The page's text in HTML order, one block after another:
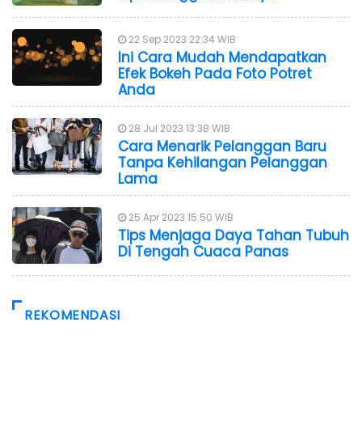
22 Sep 2023 22:34 WIB
Ini Cara Mudah Mendapatkan
Efek Bokeh Pada Foto Potret
Anda
28 Jul 2023 13:38 WIB
Cara Menarik Pelanggan Baru
Tanpa Kehilangan Pelanggan
Lama
25 Apr 2023 15:50 WIB
Tips Menjaga Daya Tahan Tubuh
Di Tengah Cuaca Panas
REKOMENDASI